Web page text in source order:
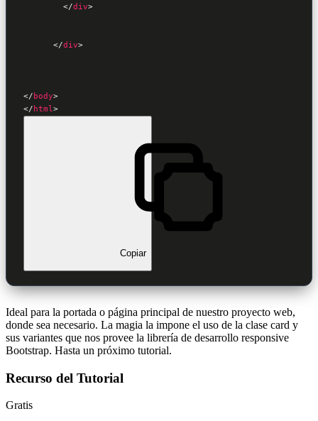
</div>
</div>
</ body>
</ html>
Copiar
Ideal para la portada o página principal de nuestro proyecto web,
donde sea necesario. La magia la impone el uso de la clase card y
sus variantes que nos provee la librería de desarrollo responsive
Bootstrap. Hasta un próximo tutorial.
Recurso del Tutorial
Gratis